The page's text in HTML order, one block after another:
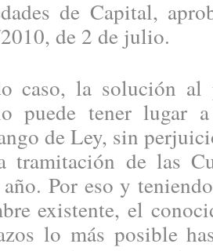
de Capital,
de 2 de julio.
la solución al
puede tener lugar
de Ley, sin
tramitación de las
Por eso y
existente, el
lo más posible